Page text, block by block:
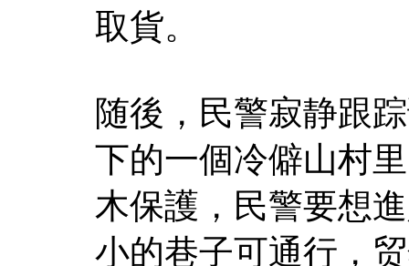
取貨。
随後，民警寂静跟
下的一個冷僻山村
木保護，民警要想
小的巷子可通行，